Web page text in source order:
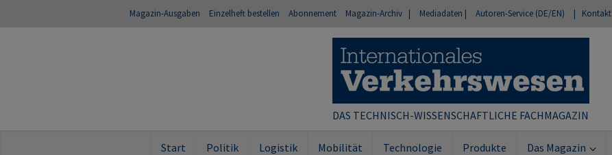
Magazin-Ausgaben Einzelheft bestellen Abonnement Magazin-Archiv | Mediadaten | Autoren-Service (DE/EN) | Kontakt
DAS TECHNISCH-WISSENSCHAFTLICHE FACHMAGAZIN
Start Politik Logistik Mobilität Technologie Produkte Das Magazin